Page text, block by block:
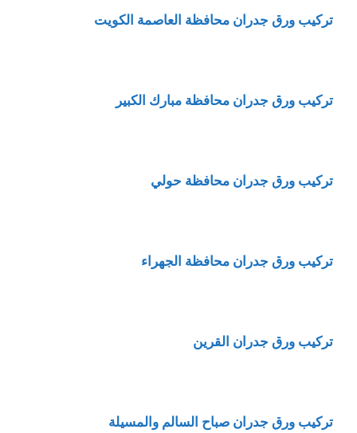
تركيب ورق جدران محافظة العاصمة الكويت
تركيب ورق جدران محافظة مبارك الكبير
تركيب ورق جدران محافظة حولي
تركيب ورق جدران محافظة الجهراء
تركيب ورق جدران القرين
تركيب ورق جدران صباح السالم والمسيلة